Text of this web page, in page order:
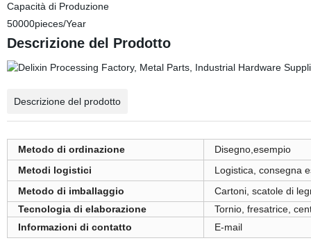
Capacità di Produzione
50000pieces/Year
Descrizione del Prodotto
Descrizione del prodotto
Metodo di ordinazione
Disegno,esempio
Metodi logistici
Logistica, consegna
Metodo di imballaggio
Cartoni, scatole di
Tecnologia di elaborazione
Tornio, fresatrice,
Informazioni di contatto
E-mail